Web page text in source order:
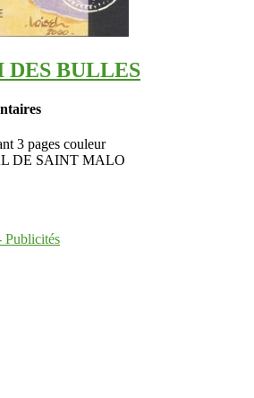
BULLES
3 pages couleur
DE SAINT MALO
Publicités